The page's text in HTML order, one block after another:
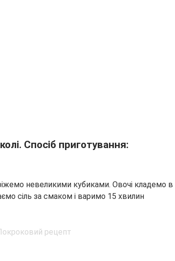
Спосіб приготування:
невеликими кубиками. Овочі кладемо в
сіль за смаком і варимо 15 хвилин